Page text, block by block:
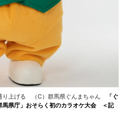
り上げる （C）群馬県ぐんまちゃん
「ぐ
県庁」おそらく初のカラオケ大会 ＜記